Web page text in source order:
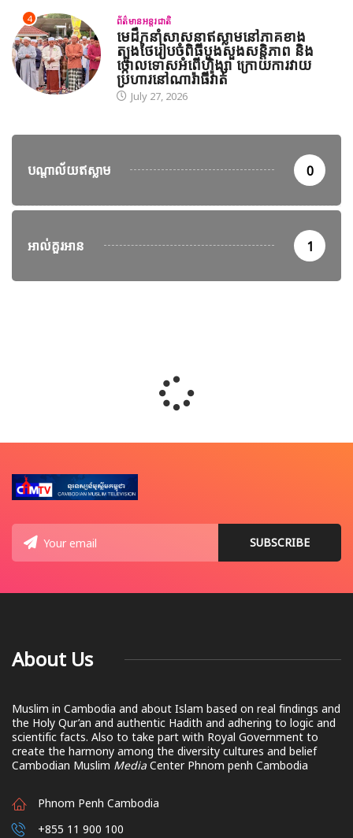
4 ព័ត៌មានអន្តរជាតិ
មេដឹកនាំសាសនាឥស្លាមនៅភាគខាង
ត្បូងថៃរៀបចំពិធីបួងសួងសន្តិភាព និង
ថ្កោលទោសអំពើហិង្សា ក្រោយការវាយ
ប្រហារនៅណារ៉ាធីវ៉ាត់
July 27, 2026
បណ្តាល័យឥស្លាម 0
អាល់គួរអាន 1
About Us
Muslim in Cambodia and about Islam based on real findings and
the Holy Qur’an and authentic Hadith and adhering to logic and
scientific facts. Also to take part with Royal Government to
create the harmony among the diversity cultures and belief
Cambodian Muslim Media Center Phnom penh Cambodia
Phnom Penh Cambodia
+855 11 900 100